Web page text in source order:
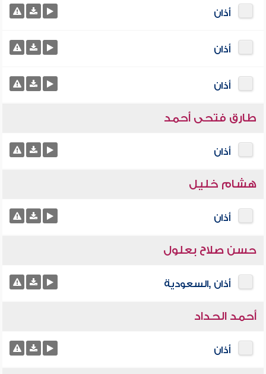
أذان
أذان
أذان
طارق فتحى أحمد
أذان
هشام خليل
أذان
حسن صلاح بعلول
أذان ,السعودية
أحمد الحداد
أذان